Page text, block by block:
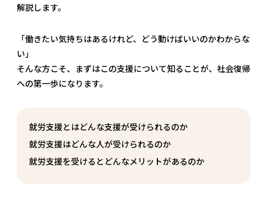
解説します。
「働きたい気持ちはあるけれど、どう動けばいいのかわからな
い」
そんな方こそ、まずはこの支援について知ることが、社会復帰
への第一歩になります。
就労支援とはどんな支援が受けられるのか
就労支援はどんな人が受けられるのか
就労支援を受けるとどんなメリットがあるのか